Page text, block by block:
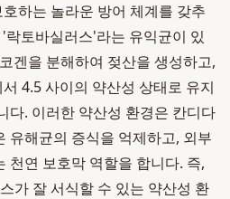
하는 놀라운 방어 체계를 갖추
토바실러스'라는 유익균이 있
겐을 분해하여 젖산을 생성하고,
4.5 사이의 약산성 상태로 유지
다. 이러한 약산성 환경은 칸디다
유해균의 증식을 억제하고, 외부
천연 보호막 역할을 합니다. 즉,
가 잘 서식할 수 있는 약산성 환